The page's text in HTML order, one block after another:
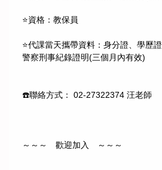
⭐資格：教保員
⭐️代課當天攜帶資料：身分證、學歷
警察刑事紀錄證明(三個月內有效)
☎️聯絡方式： 02-27322374 汪老師
～～～ 歡迎加入 ～～～